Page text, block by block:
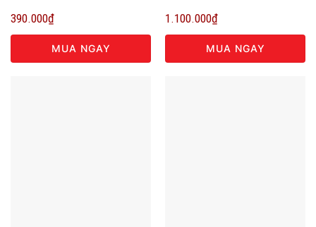
390.000₫
MUA NGAY
1.100.000₫
MUA NGAY